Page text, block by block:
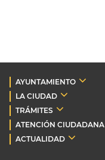
AYUNTAMIENTO
LA CIUDAD
TRÁMITES
ATENCIÓN CIUDADANA
ACTUALIDAD